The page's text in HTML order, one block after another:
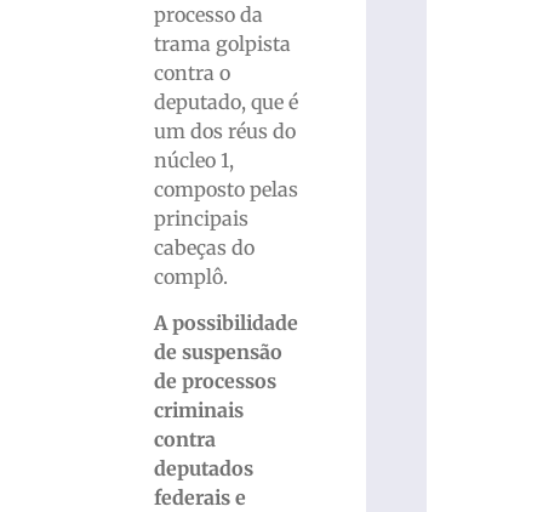
processo da
trama golpista
contra o
deputado, que é
um dos réus do
núcleo 1,
composto pelas
principais
cabeças do
complô.
A possibilidade
de suspensão
de processos
criminais
contra
deputados
federais e